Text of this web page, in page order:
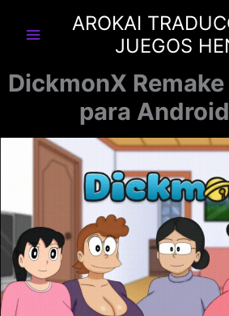
AROKAI
JUEGOS
DickmonX
para